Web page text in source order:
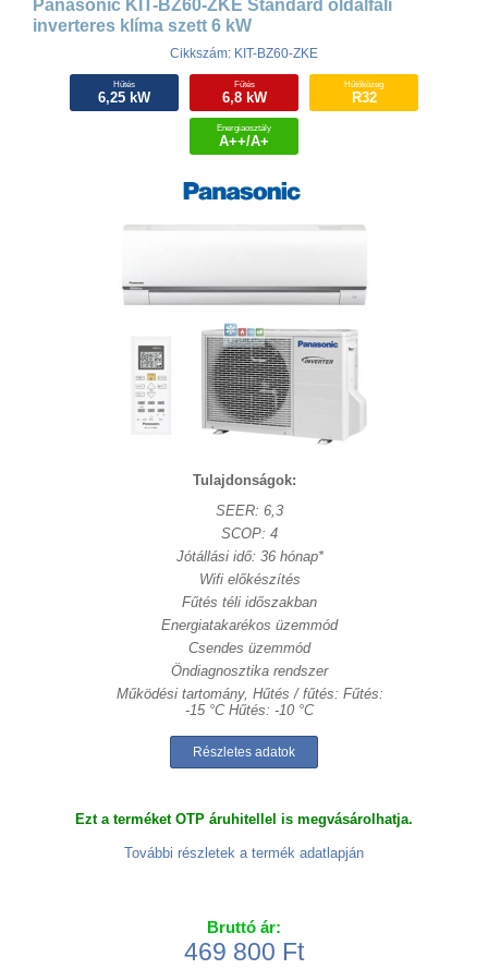
Panasonic KIT-BZ60-ZKE Standard oldalfali
inverteres klíma szett 6 kW
Cikkszám: KIT-BZ60-ZKE
Hűtés
6,25 kW
Fűtés
6,8 kW
Hűtőközeg
R32
Energiaosztály
A++/A+
Tulajdonságok:
SEER: 6,3
SCOP: 4
Jótállási idő: 36 hónap*
Wifi előkészítés
Fűtés téli időszakban
Energiatakarékos üzemmód
Csendes üzemmód
Öndiagnosztika rendszer
Működési tartomány, Hűtés / fűtés: Fűtés:
-15 °C Hűtés: -10 °C
Részletes adatok
Ezt a terméket OTP áruhitellel is megvásárolhatja.
További részletek a termék adatlapján
Bruttó ár:
469 800 Ft